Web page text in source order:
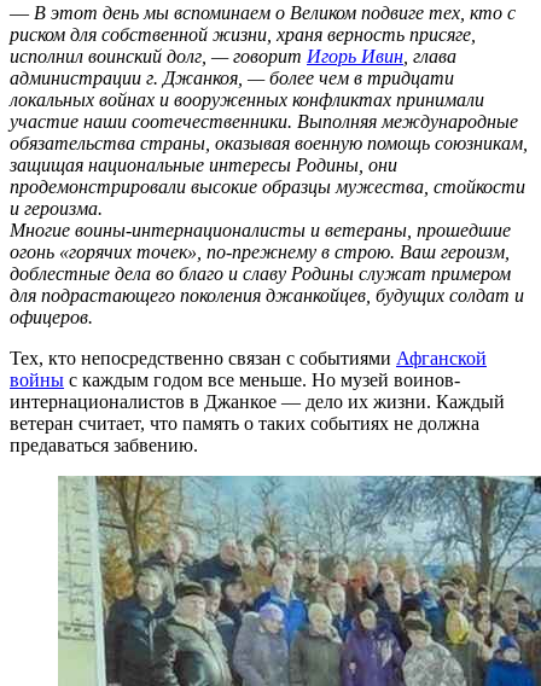
— В этот день мы вспоминаем о Великом подвиге тех, кто с
риском для собственной жизни, храня верность присяге,
исполнил воинский долг, — говорит Игорь Ивин , глава
администрации г. Джанкоя, — более чем в тридцати
локальных войнах и вооруженных конфликтах принимали
участие наши соотечественники. Выполняя международные
обязательства страны, оказывая военную помощь союзникам,
защищая национальные интересы Родины, они
продемонстрировали высокие образцы мужества, стойкости
и героизма.
Многие воины-интернационалисты и ветераны, прошедшие
огонь «горячих точек», по-прежнему в строю. Ваш героизм,
доблестные дела во благо и славу Родины служат примером
для подрастающего поколения джанкойцев, будущих солдат и
офицеров.
Тех, кто непосредственно связан с событиями Афганской
войны с каждым годом все меньше. Но музей воинов-
интернационалистов в Джанкое — дело их жизни. Каждый
ветеран считает, что память о таких событиях не должна
предаваться забвению.